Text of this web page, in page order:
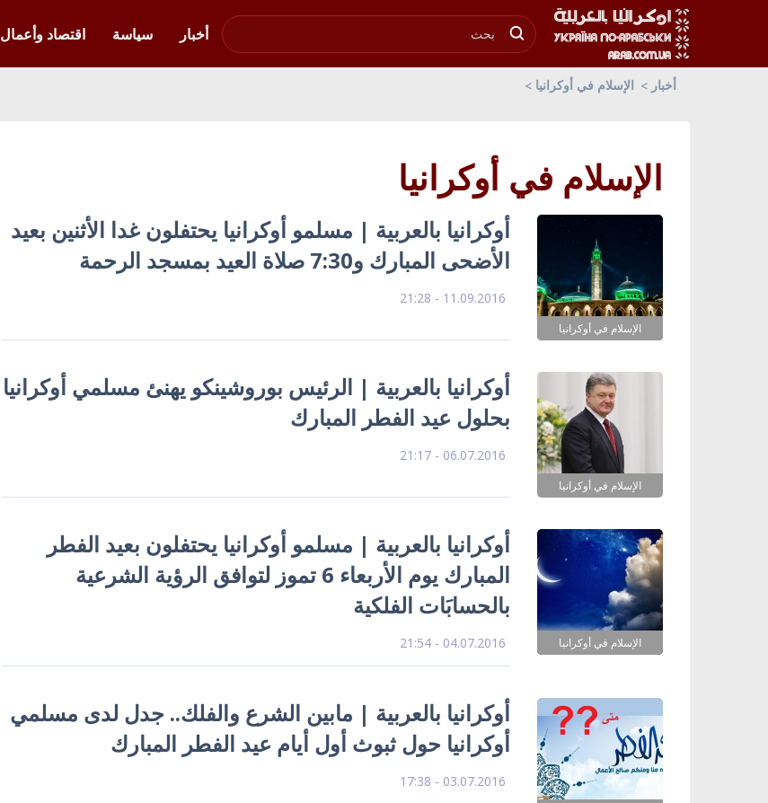
أخبار
سياسة اقتصاد وأعمال
أخبار الإسلام في أوكرانيا
الإسلام في أوكرانيا
الإسلام في أوكرانيا
أوكرانيا بالعربية | مسلمو أوكرانيا يحتفلون غدا الأثنين بعيد
الأضحى المبارك و7:30 صلاة العيد بمسجد الرحمة
11.09.2016 - 21:28
الإسلام في أوكرانيا
أوكرانيا بالعربية | الرئيس بوروشينكو يهنئ مسلمي أوكرانيا
بحلول عيد الفطر المبارك
06.07.2016 - 21:17
الإسلام في أوكرانيا
أوكرانيا بالعربية | مسلمو أوكرانيا يحتفلون بعيد الفطر
المبارك يوم الأربعاء 6 تموز لتوافق الرؤية الشرعية
بالحسابَات الفلكية
04.07.2016 - 21:54
أوكرانيا بالعربية | مابين الشرع والفلك.. جدل لدى مسلمي
أوكرانيا حول ثبوث أول أيام عيد الفطر المبارك
03.07.2016 - 17:38